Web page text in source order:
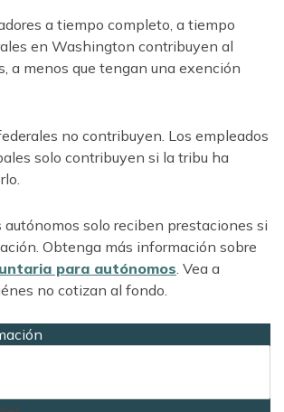
a tiempo completo, a tiempo
en Washington contribuyen al
a menos que tengan una exención
no contribuyen. Los empleados
solo contribuyen si la tribu ha
autónomos solo reciben prestaciones si
Obtenga más información sobre
para autónomos. Vea a
no cotizan al fondo.